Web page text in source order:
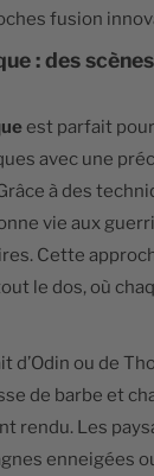
fusion
: des
est parfait
avec une
à des
vie aux
Cette
le dos, où
d’Odin ou de
de barbe et
rendu. Les
enneigées